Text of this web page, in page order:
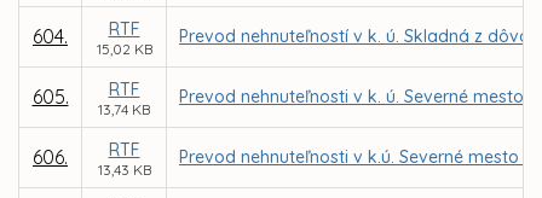
604. RTF
15,02 KB
Prevod nehnuteľností v k. ú. Skladná z
605. RTF
13,74 KB
Prevod nehnuteľnosti v k. ú. Severné mesto
606. RTF
13,43 KB
Prevod nehnuteľnosti v k.ú. Severné mesto